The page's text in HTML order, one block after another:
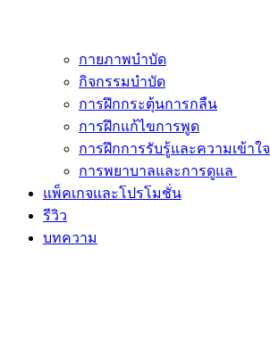
กายภาพบำบัด
กิจกรรมบำบัด
การฝึกกระตุ้นการกลืน
การฝึกแก้ไขการพูด
การฝึกการรับรู้และความเข้าใจ
การพยาบาลและการดูแล
แพ็คเกจและโปรโมชั่น
รีวิว
บทความ